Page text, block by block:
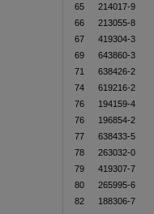
65
214017-9
66
213055-8
67
419304-3
69
643860-3
71
638426-2
74
619216-2
76
194159-4
76
196854-2
77
638433-5
78
263032-0
79
419307-7
80
265995-6
82
188306-7